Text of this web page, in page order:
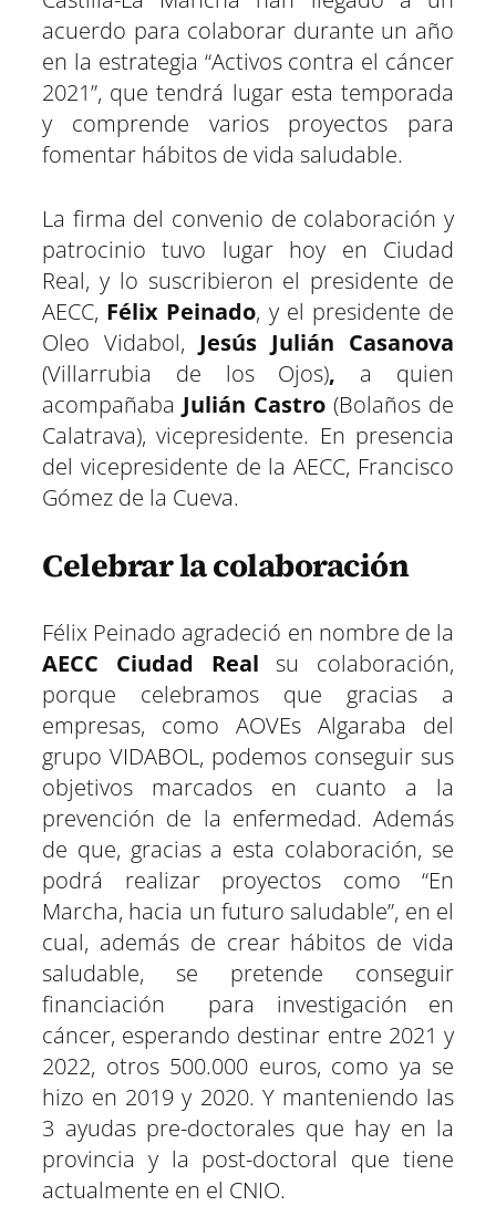
n n n n n n
acuerdo para colaborar durante un año
en la estrategia “Activos contra el cáncer
2021”, que tendrá lugar esta temporada
y comprende varios proyectos para
fomentar hábitos de vida saludable.
La firma del convenio de colaboración y
patrocinio tuvo lugar hoy en Ciudad
Real, y lo suscribieron el presidente de
AECC, Félix Peinado, y el presidente de
Oleo Vidabol, Jesús Julián Casanova
(Villarrubia de los Ojos), a quien
acompañaba Julián Castro (Bolaños de
Calatrava), vicepresidente. En presencia
del vicepresidente de la AECC, Francisco
Gómez de la Cueva.
Celebrar la colaboración
Félix Peinado agradeció en nombre de la
AECC Ciudad Real su colaboración,
porque celebramos que gracias a
empresas, como AOVEs Algaraba del
grupo VIDABOL, podemos conseguir sus
objetivos marcados en cuanto a la
prevención de la enfermedad. Además
de que, gracias a esta colaboración, se
podrá realizar proyectos como “En
Marcha, hacia un futuro saludable”, en el
cual, además de crear hábitos de vida
saludable, se pretende conseguir
financiación para investigación en
cáncer, esperando destinar entre 2021 y
2022, otros 500.000 euros, como ya se
hizo en 2019 y 2020. Y manteniendo las
3 ayudas pre-doctorales que hay en la
provincia y la post-doctoral que tiene
actualmente en el CNIO.